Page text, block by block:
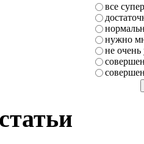
все супер
нужно
не очень